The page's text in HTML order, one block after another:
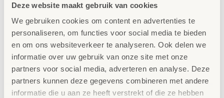
Deze website maakt gebruik van cookies
We gebruiken cookies om content en advertenties te
personaliseren, om functies voor social media te bieden
en om ons websiteverkeer te analyseren. Ook delen we
informatie over uw gebruik van onze site met onze
partners voor social media, adverteren en analyse. Deze
partners kunnen deze gegevens combineren met andere
informatie die u aan ze heeft verstrekt of die ze hebben
Frame
Zithoogte